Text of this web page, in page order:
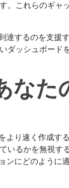
。これらのギャ
達するのを支援
ダッシュボード
なた
より速く作成す
いるかを無視す
ンにどのように